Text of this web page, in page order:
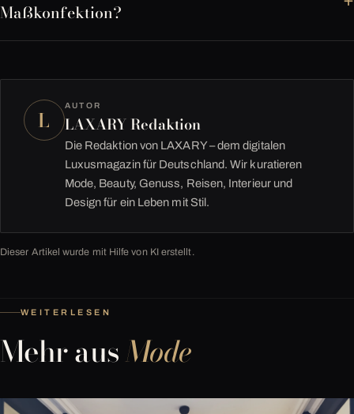
Maßkonfektion?
L AUTOR
LAXARY Redaktion
Die Redaktion von LAXARY – dem digitalen
Luxusmagazin für Deutschland. Wir kuratieren
Mode, Beauty, Genuss, Reisen, Interieur und
Design für ein Leben mit Stil.
Dieser Artikel wurde mit Hilfe von KI erstellt.
WEITERLESEN
Mehr ausMode